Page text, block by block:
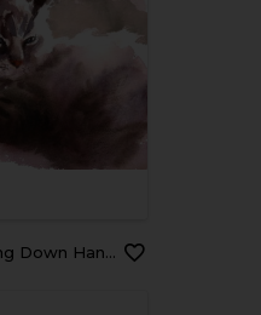
Pet Portrait Illustration